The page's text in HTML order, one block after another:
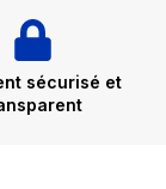
sécurisé et